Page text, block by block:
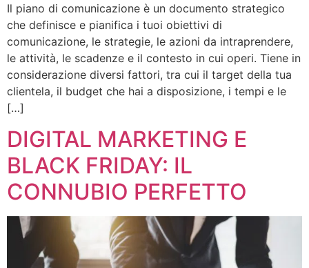
Il piano di comunicazione è un documento strategico
che definisce e pianifica i tuoi obiettivi di
comunicazione, le strategie, le azioni da intraprendere,
le attività, le scadenze e il contesto in cui operi. Tiene in
considerazione diversi fattori, tra cui il target della tua
clientela, il budget che hai a disposizione, i tempi e le
[…]
DIGITAL MARKETING E
BLACK FRIDAY: IL
CONNUBIO PERFETTO